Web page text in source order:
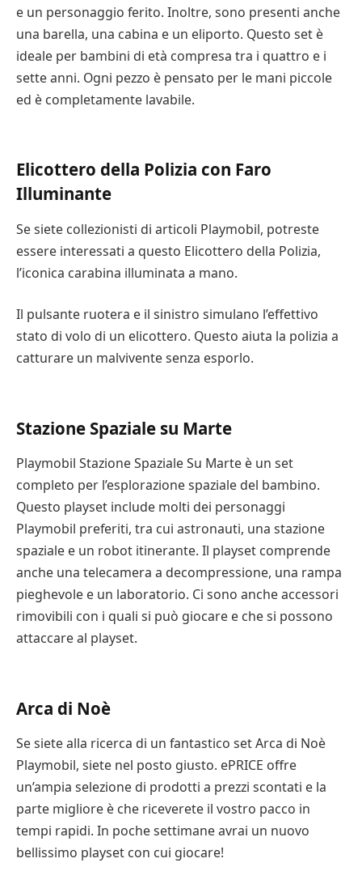
delle bambole e persino ambientazioni a tema
sportivo. Tuttavia, i genitori devono assicurarsi di
sorvegliare i bambini quando giocano con il set,
poiché alcuni pezzi possono essere piccoli o rompersi
facilmente. Se non siete sicuri che il vostro bambino
con il giocattolo.
Molti di questi playset sono dotati di una serie di
accessori. Per esempio, c’è il playset Arca di Noè, che
contiene Noè e la sua compagna. Include anche vari
animali che Noè ha portato con sé nel suo viaggio.
quattro anni in su, perché i bambini più piccoli
potrebbero soffocare con i piccoli pezzi. I pezzi sono
realizzati con colori vivaci e hanno bordi arrotondati,
Sebbene i set di Ghostbusters siano generalmente
destinati ai bambini più grandi, alcuni bambini più
piccoli potrebbero apprezzarli. Anche se possono
essere più difficili da assemblare rispetto ad altri set
Playmobil, i bambini più piccoli possono essere in
grado di lavorarci con un po’ di aiuto. Questo tipo di
set non è così complesso come altri Playmobil, ma i
genitori dovrebbero sorvegliarli mentre giocano.
I Playmobil facili da assemblare promuovono la
motricità fine e migliorano i sensi del bambino.
bambini. Inoltre, promuovono la creatività del
Compatibile con altri set
La casa sull’albero Playmobil Wildlife Adventure è il
playset perfetto per il gioco immaginativo ed è
compatibile con altri set Playmobil. È possibile
espandere facilmente questo set di gioco
e un personaggio ferito. Inoltre, sono presenti anche
una barella, una cabina e un eliporto. Questo set è
ideale per bambini di età compresa tra i quattro e i
sette anni. Ogni pezzo è pensato per le mani piccole
ed è completamente lavabile.
Elicottero della Polizia con Faro
Illuminante
Se siete collezionisti di articoli Playmobil, potreste
essere interessati a questo Elicottero della Polizia,
l’iconica carabina illuminata a mano.
Il pulsante ruotera e il sinistro simulano l’effettivo
stato di volo di un elicottero. Questo aiuta la polizia a
catturare un malvivente senza esporlo.
Stazione Spaziale su Marte
Playmobil Stazione Spaziale Su Marte è un set
completo per l’esplorazione spaziale del bambino.
Questo playset include molti dei personaggi
Playmobil preferiti, tra cui astronauti, una stazione
spaziale e un robot itinerante. Il playset comprende
anche una telecamera a decompressione, una rampa
pieghevole e un laboratorio. Ci sono anche accessori
rimovibili con i quali si può giocare e che si possono
attaccare al playset.
Arca di Noè
Se siete alla ricerca di un fantastico set Arca di Noè
Playmobil, siete nel posto giusto. ePRICE offre
un’ampia selezione di prodotti a prezzi scontati e la
parte migliore è che riceverete il vostro pacco in
tempi rapidi. In poche settimane avrai un nuovo
bellissimo playset con cui giocare!